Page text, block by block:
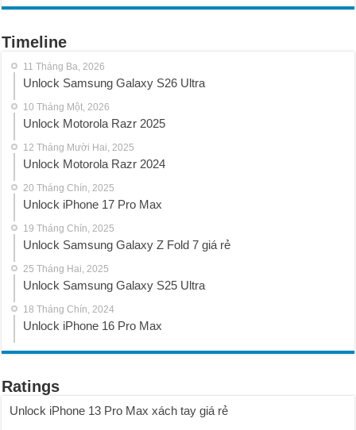
Timeline
11 Tháng Ba, 2026
Unlock Samsung Galaxy S26 Ultra
10 Tháng Một, 2026
Unlock Motorola Razr 2025
12 Tháng Mười Hai, 2025
Unlock Motorola Razr 2024
20 Tháng Chín, 2025
Unlock iPhone 17 Pro Max
19 Tháng Chín, 2025
Unlock Samsung Galaxy Z Fold 7 giá rẻ
25 Tháng Hai, 2025
Unlock Samsung Galaxy S25 Ultra
18 Tháng Chín, 2024
Unlock iPhone 16 Pro Max
Ratings
Unlock iPhone 13 Pro Max xách tay giá rẻ